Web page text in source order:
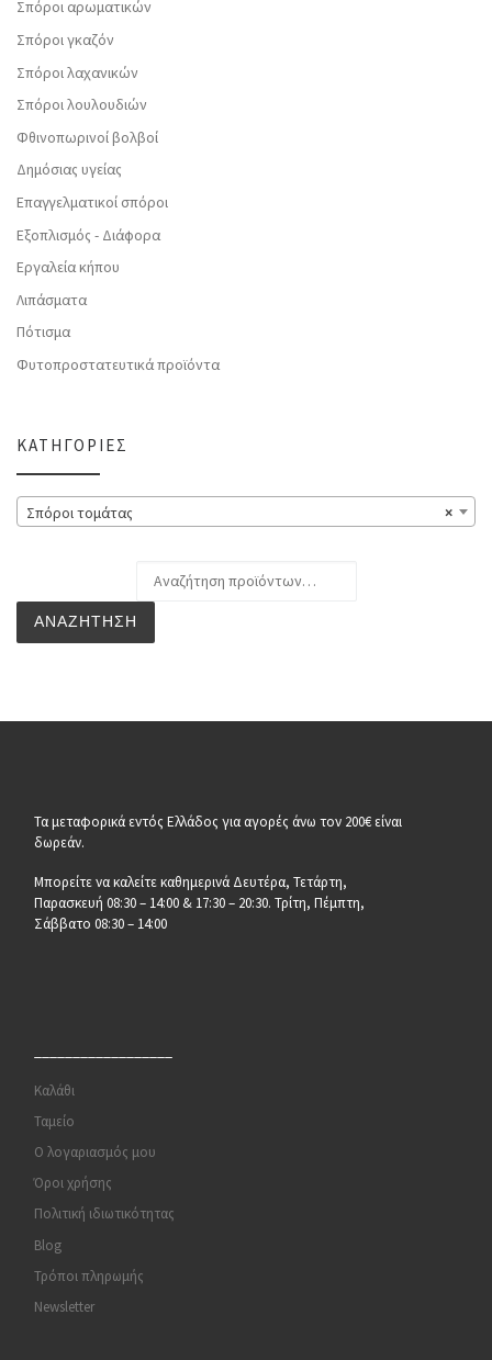
Σπόροι αρωματικών
Σπόροι γκαζόν
Σπόροι λαχανικών
Σπόροι λουλουδιών
Φθινοπωρινοί βολβοί
Δημόσιας υγείας
Επαγγελματικοί σπόροι
Εξοπλισμός - Διάφορα
Εργαλεία κήπου
Λιπάσματα
Πότισμα
Φυτοπροστατευτικά προϊόντα
ΚΑΤΗΓΟΡΊΕΣ
×
Σπόροι τομάτας
ΑΝΑΖΉΤΗΣΗ
Τα μεταφορικά εντός Ελλάδος για αγορές άνω τον 200€ είναι
δωρεάν.
Μπορείτε να καλείτε καθημερινά Δευτέρα, Τετάρτη,
Παρασκευή 08:30 – 14:00 & 17:30 – 20:30. Τρίτη, Πέμπτη,
Σάββατο 08:30 – 14:00
Καλάθι
Ταμείο
Ο λογαριασμός μου
Όροι χρήσης
Πολιτική ιδιωτικότητας
Blog
Τρόποι πληρωμής
Newsletter